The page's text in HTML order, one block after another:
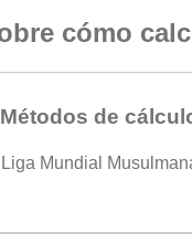
cómo
Métodos de
Liga Mundial